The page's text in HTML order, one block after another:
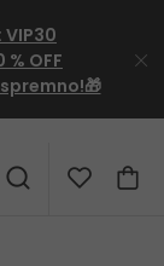
VIP30
% OFF